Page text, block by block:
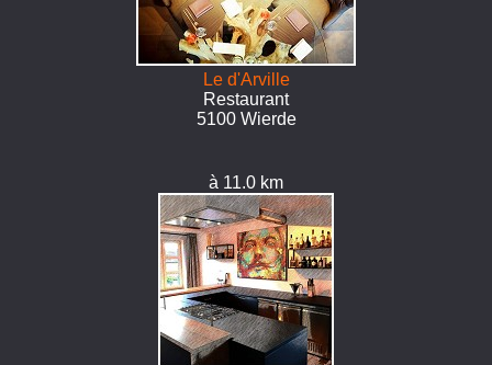
Le d'Arville
Restaurant
5100 Wierde
à 11.0 km